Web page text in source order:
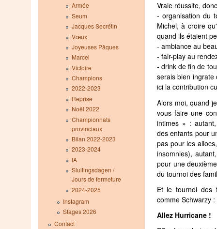
Vraie réussite,
- organisation du
Michel, à croire
quand ils étaient
- ambiance au
- fair-play au
- drink de fin de
serais bien
ici la contribution
Alors moi, quand
vous faire une
intimes » :
des enfants pour
pas pour les
insomnies),
pour une
du tournoi des
Et le tournoi des
comme Schwarzy
Allez Hurricane !
Armée
Seum
Jacques Secrétin
Vœux
Joyeuses Pâques
Marcel
Victoire
Champions
2022-2023
Reprise
Noël 2022
Championnats
provinciaux
Bilan 2022-2023
2023-2024
IA
Sluitingsdagen /
Jours de fermeture
2024-2025
Instagram
Stages 2026
Contact